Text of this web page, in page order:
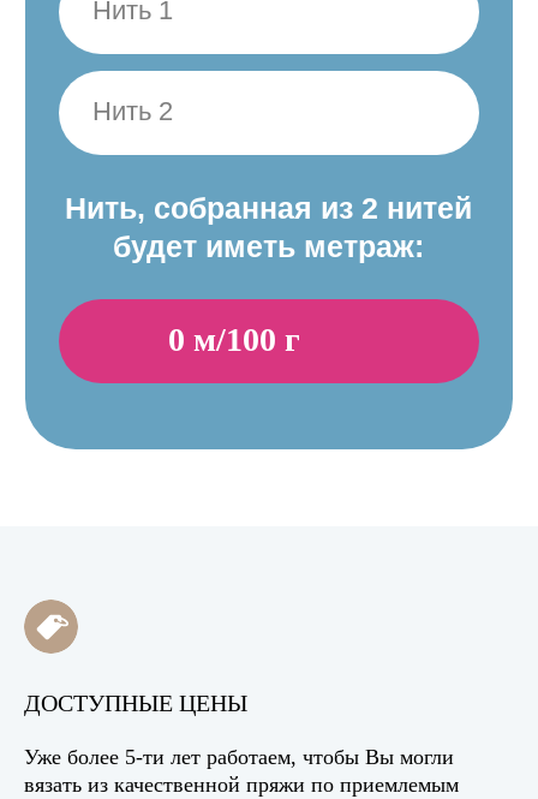
ДОСТУПНЫЕ ЦЕНЫ
Уже более 5-ти лет работаем, чтобы Вы могли
вязать из качественной пряжи по приемлемым